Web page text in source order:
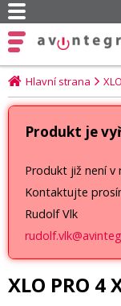
Hlavní strana XLO
Produkt je
Produkt již není v
Kontaktujte
Rudolf Vlk
XLO PRO 4